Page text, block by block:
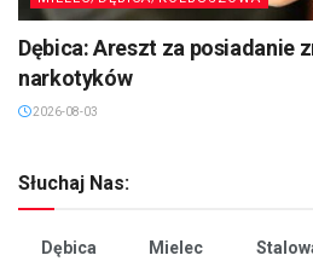
Dębica: Areszt za posiadanie
narkotyków
2026-08-03
Słuchaj Nas:
Dębica Mielec